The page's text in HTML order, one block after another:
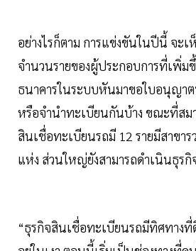
อย่างไรก็ตาม การแข่งขันในปีนี้ จะ
จำนวนรายของผู้ประกอบการที่เพิ่
ธนาคารในระบบหันมาขอใบอนุญา
หรือจำนำทะเบียนกันบ้าง ขณะที่สม
สินเชื่อทะเบียนรถมี 12 รายมีสาขา
แห่ง ส่วนใหญ่ยังสามารถดำเนินธุรกิ
“ธุรกิจสินเชื่อทะเบียนรถมีทิศทาง